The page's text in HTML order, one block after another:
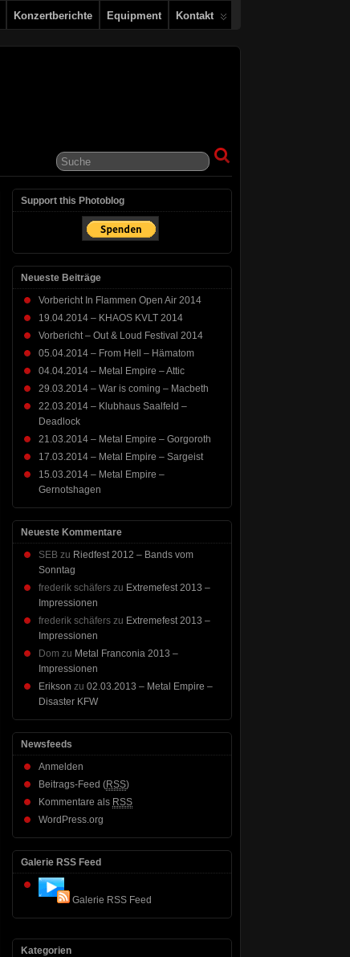
Konzertberichte Equipment Kontakt
Support this Photoblog
Neueste Beiträge
Vorbericht In Flammen Open Air 2014
19.04.2014 – KHAOS KVLT 2014
Vorbericht – Out & Loud Festival 2014
05.04.2014 – From Hell – Hämatom
04.04.2014 – Metal Empire – Attic
29.03.2014 – War is coming – Macbeth
22.03.2014 – Klubhaus Saalfeld –
Deadlock
21.03.2014 – Metal Empire – Gorgoroth
17.03.2014 – Metal Empire – Sargeist
15.03.2014 – Metal Empire –
Gernotshagen
Neueste Kommentare
SEB zu Riedfest 2012 – Bands vom
Sonntag
frederik schäfers zu Extremefest 2013 –
Impressionen
frederik schäfers zu Extremefest 2013 –
Impressionen
Dom zu Metal Franconia 2013 –
Impressionen
Erikson zu 02.03.2013 – Metal Empire –
Disaster KFW
Newsfeeds
Anmelden
Beitrags-Feed (RSS)
Kommentare als RSS
WordPress.org
Galerie RSS Feed
Galerie RSS Feed
Kategorien